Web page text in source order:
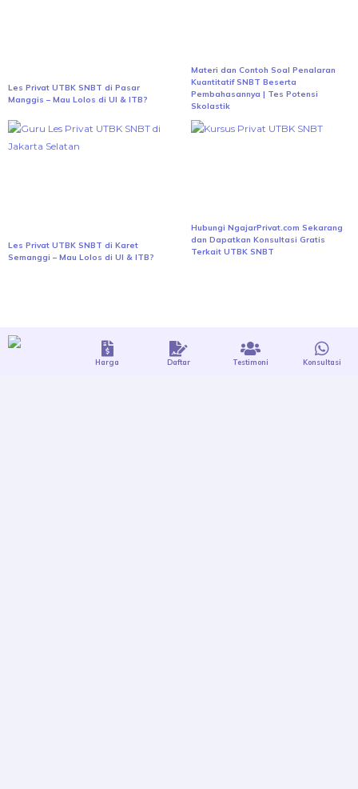
Les Privat UTBK SNBT di Pasar
Manggis – Mau Lolos di UI & ITB?
Materi dan Contoh Soal Penalaran
Kuantitatif SNBT Beserta
Pembahasannya | Tes Potensi
Skolastik
Les Privat UTBK SNBT di Karet
Semanggi – Mau Lolos di UI & ITB?
Hubungi NgajarPrivat.com Sekarang
dan Dapatkan Konsultasi Gratis
Terkait UTBK SNBT
Harga Daftar Testimoni Konsultasi